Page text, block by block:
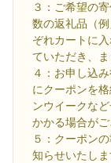
３：ご希望の
数の返礼品（
ぞれカートに
ていただき、
４：お申し込
にクーポンを
ンウイークな
かかる場合がご
５：クーポン
知らせいたしま